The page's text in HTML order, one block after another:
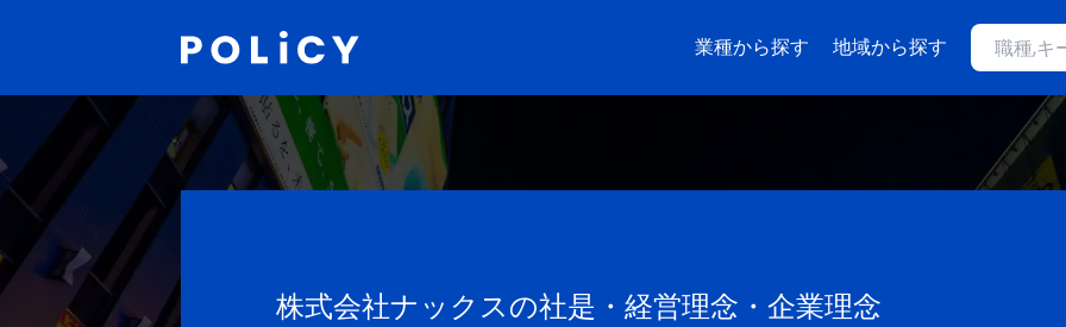
業種から探す 地域から探す
株式会社ナックスの社是・経営理念・企業理念